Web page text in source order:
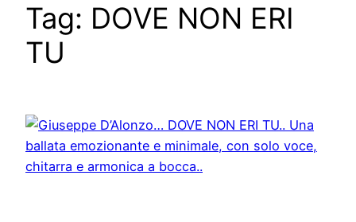
Tag: DOVE NON ERI
TU